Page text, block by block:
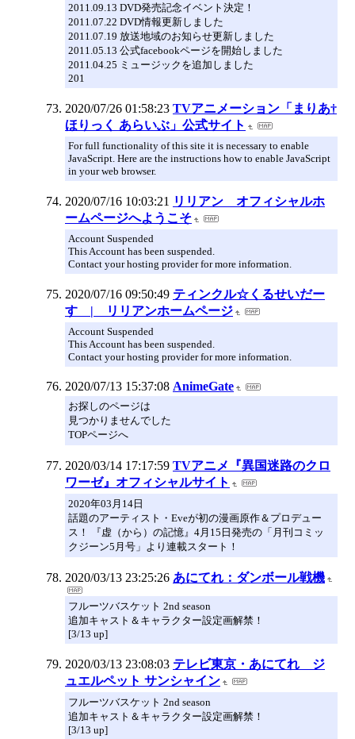
2011.09.13 DVD発売記念イベント決定！
2011.07.22 DVD情報更新しました
2011.07.19 放送地域のお知らせ更新しました
2011.05.13 公式facebookページを開始しました
2011.04.25 ミュージックを追加しました
201
2020/07/26 01:58:23 TVアニメーション「まりあ†
ほりっく あらいぶ」公式サイト
For full functionality of this site it is necessary to enable
JavaScript. Here are the instructions how to enable JavaScript
in your web browser.
2020/07/16 10:03:21 リリアン オフィシャルホ
ームページへようこそ
Account Suspended
This Account has been suspended.
Contact your hosting provider for more information.
2020/07/16 09:50:49 ティンクル☆くるせいだー
す | リリアンホームページ
Account Suspended
This Account has been suspended.
Contact your hosting provider for more information.
2020/07/13 15:37:08 AnimeGate
お探しのページは
見つかりませんでした
TOPページへ
2020/03/14 17:17:59 TVアニメ『異国迷路のクロ
ワーゼ』オフィシャルサイト
2020年03月14日
話題のアーティスト・Eveが初の漫画原作＆プロデュー
ス！ 『虚（から）の記憶』4月15日発売の「月刊コミッ
クジーン5月号」より連載スタート！
2020/03/13 23:25:26 あにてれ：ダンボール戦機
フルーツバスケット 2nd season
追加キャスト＆キャラクター設定画解禁！
[3/13 up]
2020/03/13 23:08:03 テレビ東京・あにてれ ジ
ュエルペット サンシャイン
フルーツバスケット 2nd season
追加キャスト＆キャラクター設定画解禁！
[3/13 up]